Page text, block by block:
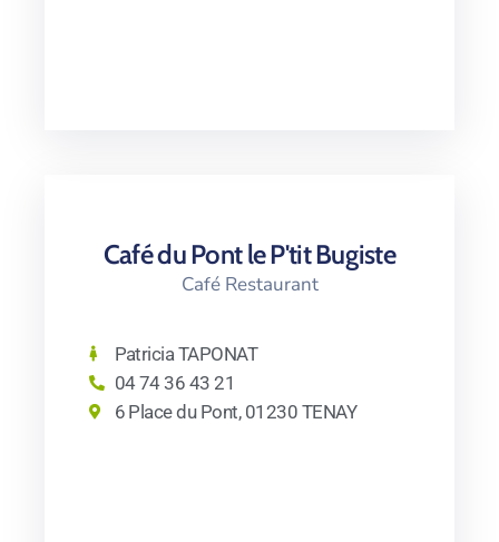
Café du Pont le P'tit Bugiste
Café Restaurant
Patricia TAPONAT
04 74 36 43 21
6 Place du Pont, 01230 TENAY